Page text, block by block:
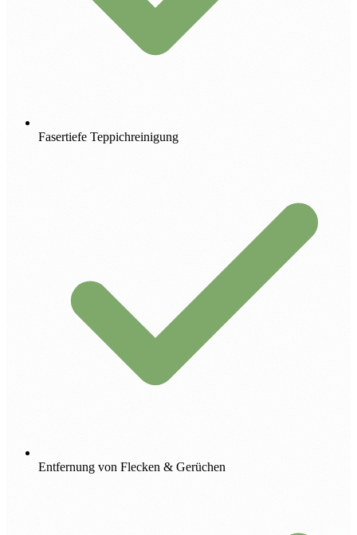
Fasertiefe Teppichreinigung
Entfernung von Flecken & Gerüchen